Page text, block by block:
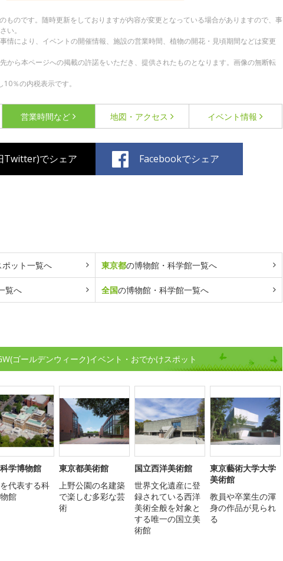
ものです。随時更新をしておりますが内容が変更となっている場合がありますので、事
い。
情により、イベントの開催情報、施設の営業時間、植物の開花・見頃期間などは変更
から本ページへの掲載の許諾をいただき、提供されたものとなります。画像の無断転
％の内税表示です。
営業時間など 地図・アクセス イベント情報
Twitter)でシェア Facebookでシェア
ット一覧へ 東京都の博物館・科学館一覧へ
覧へ 全国の博物館・科学館一覧へ
ゴールデンウィーク)イベント・おでかけスポット
学博物館
代表する科
館
東京都美術館
上野公園の名建築
で楽しむ多彩な芸
術
国立西洋美術館
世界文化遺産に登
録されている西洋
美術全般を対象と
する唯一の国立美
術館
東京藝術大学大学
美術館
教員や卒業生の渾
身の作品が見られ
る